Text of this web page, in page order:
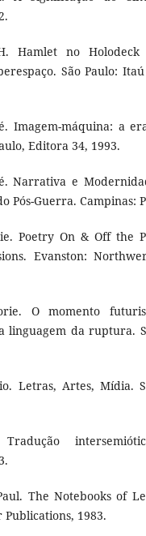
H. Hamlet no
São Paulo:
Imagem-máquina: a
Editora 34, 1993.
Narrativa e
Pós-Guerra. Campinas:
Poetry On & Off the
Evanston:
O momento
linguagem da ruptura.
Letras, Artes, Mídia.
The Notebooks of
1983.